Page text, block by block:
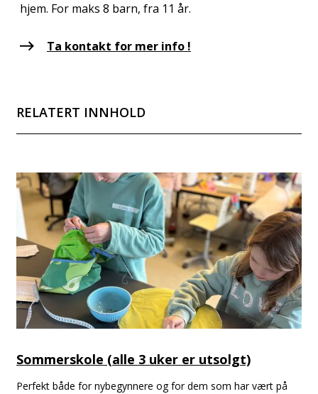
hjem. For maks 8 barn, fra 11 år.
Ta kontakt for mer info !
RELATERT INNHOLD
Sommerskole (alle 3 uker er utsolgt)
Perfekt både for nybegynnere og for dem som har vært på